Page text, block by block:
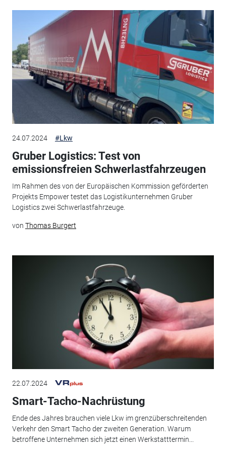
24.07.2024 #Lkw
Gruber Logistics: Test von
emissionsfreien Schwerlastfahrzeugen
Im Rahmen des von der Europäischen Kommission geförderten
Projekts Empower testet das Logistikunternehmen Gruber
Logistics zwei Schwerlastfahrzeuge.
von Thomas Burgert
22.07.2024
Smart-Tacho-Nachrüstung
Ende des Jahres brauchen viele Lkw im grenzüberschreitenden
Verkehr den Smart Tacho der zweiten Generation. Warum
betroffene Unternehmen sich jetzt einen Werkstatttermin...